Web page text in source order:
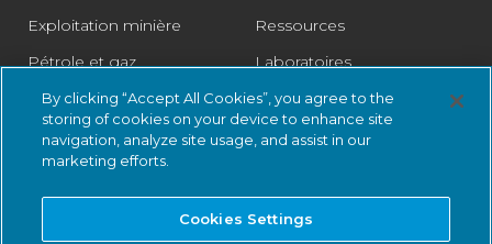
Exploitation minière
Pétrole et gaz
Pharmaceutique
Rail
Vente au détail
Ressources
Laboratoires
Juridique
Centre fiduciaire
By clicking “Accept All Cookies”, you agree to the
storing of cookies on your device to enhance site
navigation, analyze site usage, and assist in our
marketing efforts.
Cookies Settings